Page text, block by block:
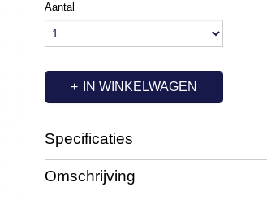
Aantal
IN WINKELWAGEN
Specificaties
Productcode
Productcode leverancier
Omschrijving